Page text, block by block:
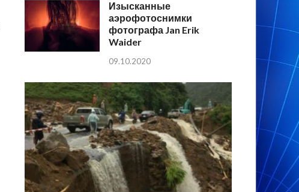
Изысканные
аэрофотоснимки
фотографа Jan Erik
Waider
09.10.2020